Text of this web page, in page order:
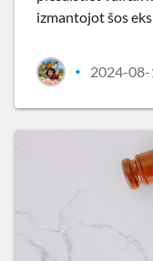
izmantojot šos
• 2024-